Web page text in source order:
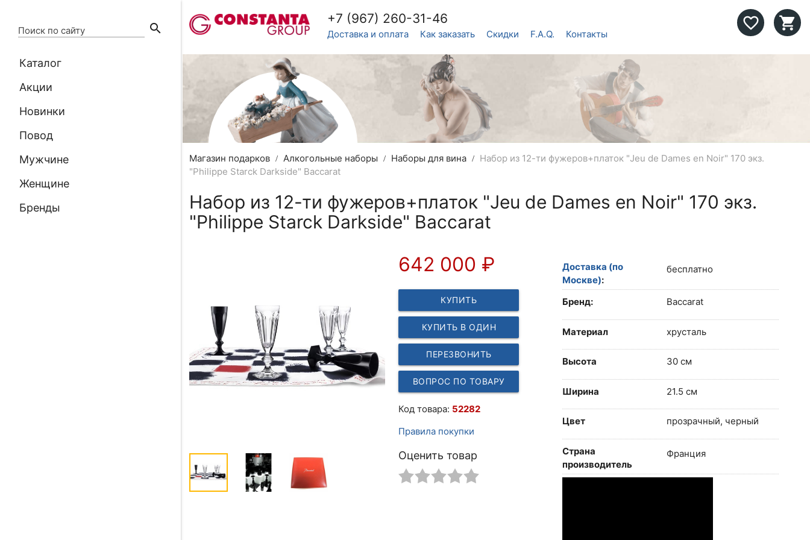
Поиск по сайту search
Каталог
Акции
Новинки
Повод
Мужчине
Женщине
Бренды
+7 (967) 260-31-46
Доставка и оплата Как заказать Скидки F.A.Q. Контакты
favorite_border shopping_cart
Магазин подарков Алкогольные наборы Наборы для вина
Набор из 12-ти фужеров+платок "Jeu de Dames en Noir" 170 экз.
"Philippe Starck Darkside" Baccarat
Набор из 12-ти фужеров+платок "Jeu de Dames en Noir" 170 экз.
"Philippe Starck Darkside" Baccarat
642 000 ₽
КУПИТЬ
КУПИТЬ В ОДИН
КЛИК
ПЕРЕЗВОНИТЬ
ВОПРОС ПО ТОВАРУ
Код товара: 52282
Правила покупки
Оценить товар
Доставка (по
Москве):
бесплатно
Бренд: Baccarat
Материал хрусталь
Высота 30 см
Ширина 21.5 см
Цвет прозрачный, черный
Страна
производитель
Франция